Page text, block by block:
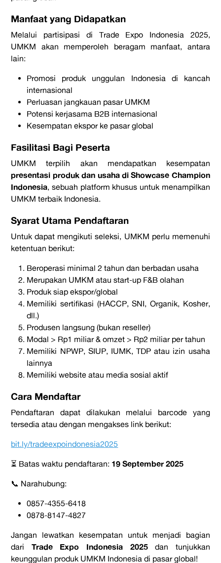
Manfaat yang Didapatkan
Melalui partisipasi di Trade Expo Indonesia 2025,
UMKM akan memperoleh beragam manfaat, antara
lain:
Promosi produk unggulan Indonesia di kancah
internasional
Perluasan jangkauan pasar UMKM
Potensi kerjasama B2B internasional
Kesempatan ekspor ke pasar global
Fasilitasi Bagi Peserta
UMKM terpilih akan mendapatkan kesempatan
presentasi produk dan usaha di Showcase Champion
Indonesia, sebuah platform khusus untuk menampilkan
UMKM terbaik Indonesia.
Syarat Utama Pendaftaran
Untuk dapat mengikuti seleksi, UMKM perlu memenuhi
ketentuan berikut:
Beroperasi minimal 2 tahun dan berbadan usaha
Merupakan UMKM atau start-up F&B olahan
Produk siap ekspor/global
Memiliki sertifikasi (HACCP, SNI, Organik, Kosher,
dll.)
Produsen langsung (bukan reseller)
Modal > Rp1 miliar & omzet > Rp2 miliar per tahun
Memiliki NPWP, SIUP, IUMK, TDP atau izin usaha
lainnya
Memiliki website atau media sosial aktif
Cara Mendaftar
Pendaftaran dapat dilakukan melalui barcode yang
tersedia atau dengan mengakses link berikut:
bit.ly/tradeexpoindonesia2025
⏳ Batas waktu pendaftaran: 19 September 2025
📞 Narahubung:
0857-4355-6418
0878-8147-4827
Jangan lewatkan kesempatan untuk menjadi bagian
dari Trade Expo Indonesia 2025dan tunjukkan
keunggulan produk UMKM Indonesia di pasar global!